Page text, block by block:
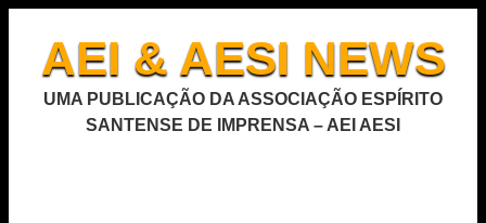
AEI & AESI NEWS
UMA PUBLICAÇÃO DA ASSOCIAÇÃO ESPÍRITO
SANTENSE DE IMPRENSA – AEI AESI